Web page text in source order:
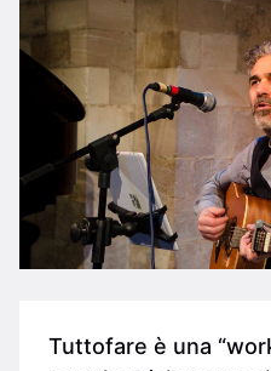
Tuttofare è una